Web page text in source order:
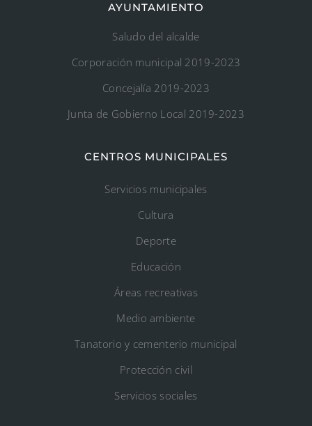
AYUNTAMIENTO
Saludo del alcalde
Corporación municipal 2019-2023
Concejalía 2019-2023
Junta de Gobierno Local 2019-2023
CENTROS MUNICIPALES
Servicios municipales
Cultura
Deporte
Educación
Áreas recreativas
Medio ambiente
Tanatorio y cementerio municipal
Protección civil
Servicios sociales